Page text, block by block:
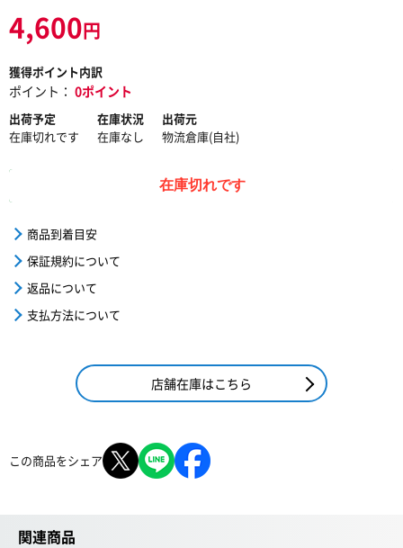
4,600円
獲得ポイント内訳
ポイント： 0ポイント
出荷予定
在庫切れです
在庫状況
在庫なし
出荷元
物流倉庫(自社)
在庫切れです
商品到着目安
保証規約について
返品について
支払方法について
店舗在庫はこちら
この商品をシェア
関連商品